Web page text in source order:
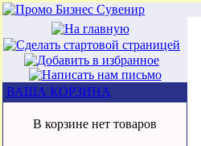
ВАША КОРЗИНА
В корзине нет товаров